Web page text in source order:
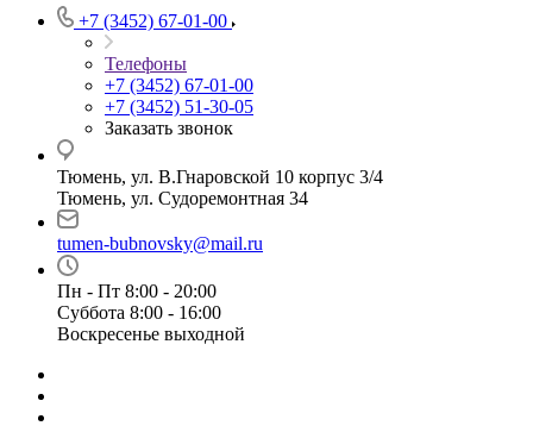
+7 (3452) 67-01-00
Телефоны
+7 (3452) 67-01-00
+7 (3452) 51-30-05
Заказать звонок
Тюмень, ул. В.Гнаровской 10 корпус 3/4
Тюмень, ул. Судоремонтная 34
tumen-bubnovsky@mail.ru
Пн - Пт 8:00 - 20:00
Суббота 8:00 - 16:00
Воскресенье выходной